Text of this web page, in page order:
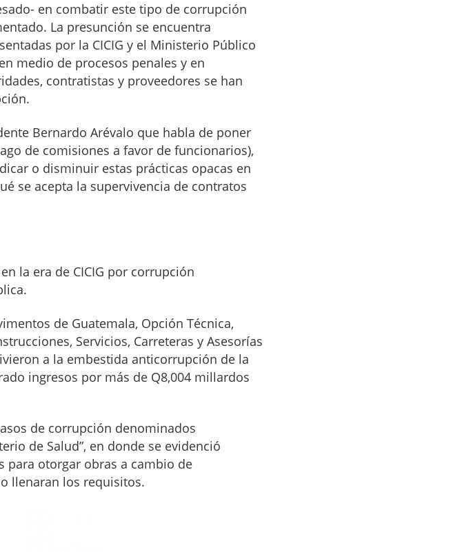
en combatir este tipo de corrupción
La presunción se encuentra
por la CICIG y el Ministerio Público
medio de procesos penales y en
contratistas y proveedores se han
Bernardo Arévalo que habla de poner
de comisiones a favor de funcionarios),
o disminuir estas prácticas opacas en
se acepta la supervivencia de contratos
la era de CICIG por corrupción
de Guatemala, Opción Técnica,
Servicios, Carreteras y Asesorías
a la embestida anticorrupción de la
ingresos por más de Q8,004 millardos
de corrupción denominados
de Salud”, en donde se evidenció
para otorgar obras a cambio de
llenaran los requisitos.